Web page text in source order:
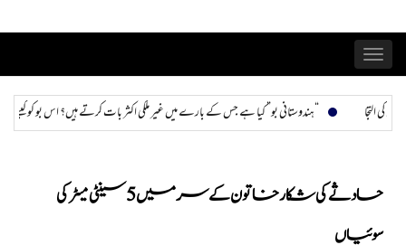
Toggle
navigation
“ہندوستانی بو” کیا ہے جس کے بارے میں غیر ملکی اکثر بات کرتے ہیں؟ اس بو کو کیسے پہچانا جا سکتا ہے اور ختم
حادثے کی شکار خاتون کے سر میں 5 سینٹی میٹر کی
سوئیاں